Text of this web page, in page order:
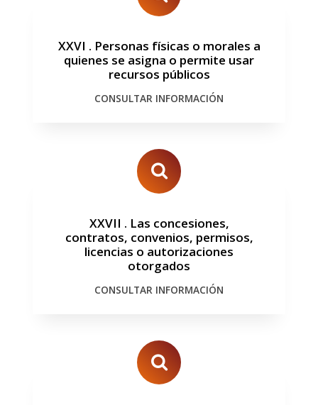
XXVI . Personas físicas o morales a
quienes se asigna o permite usar
recursos públicos
CONSULTAR INFORMACIÓN
XXVII . Las concesiones,
contratos, convenios, permisos,
licencias o autorizaciones
otorgados
CONSULTAR INFORMACIÓN